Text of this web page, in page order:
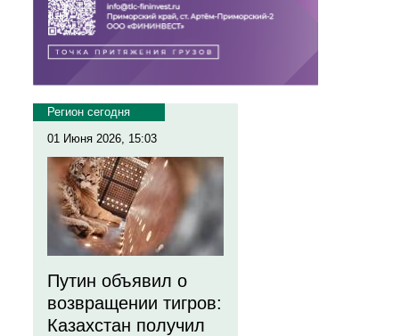
Регион сегодня
01 Июня 2026, 15:03
Путин объявил о
возвращении тигров:
Казахстан получил